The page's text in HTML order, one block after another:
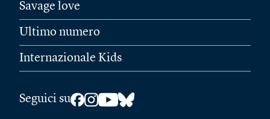
Savage love
Ultimo numero
Internazionale Kids
Seguici su